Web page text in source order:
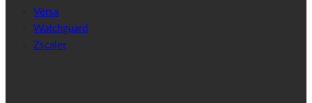
Versa
Watchguard
Zscaler